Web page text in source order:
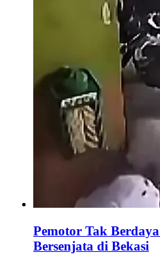
Pemotor Tak
Bersenjata di Bekasi